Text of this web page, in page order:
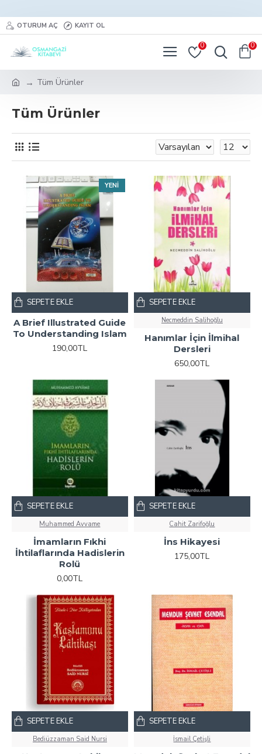
OTURUM AÇ KAYIT OL
0 0
Tüm Ürünler
Tüm Ürünler
YENI
A Brief Illustrated Guide
To Understanding Islam
190,00TL
SEPETE EKLE
Necmeddin Salihoğlu
Hanımlar İçin İlmihal
Dersleri
650,00TL
SEPETE EKLE
Muhammed Avvame
İmamların Fıkhi
İhtilaflarında Hadislerin
Rolü
0,00TL
SEPETE EKLE
Cahit Zarifoğlu
İns Hikayesi
175,00TL
SEPETE EKLE
Bediüzzaman Said Nursi
SEPETE EKLE
İsmail Çetişli
SEPETE EKLE